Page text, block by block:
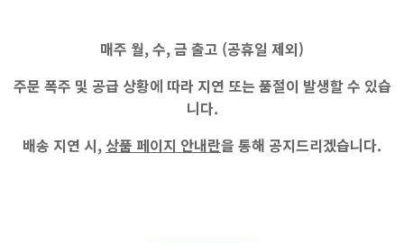
매주 월, 수, 금 출고 (공휴일 제외)
주문 폭주 및 공급 상황에 따라 지연 또는 품절이 발생할 수 있습
니다.
배송 지연 시, 상품 페이지 안내란을 통해 공지드리겠습니다.